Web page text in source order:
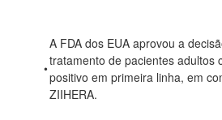
•
A FDA dos EUA aprovou a
tratamento de pacientes adultos
positivo em primeira linha, em
ZIIHERA.